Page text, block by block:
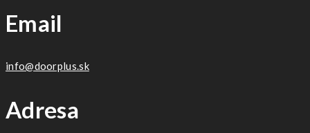
Email
info@doorplus.sk
Adresa